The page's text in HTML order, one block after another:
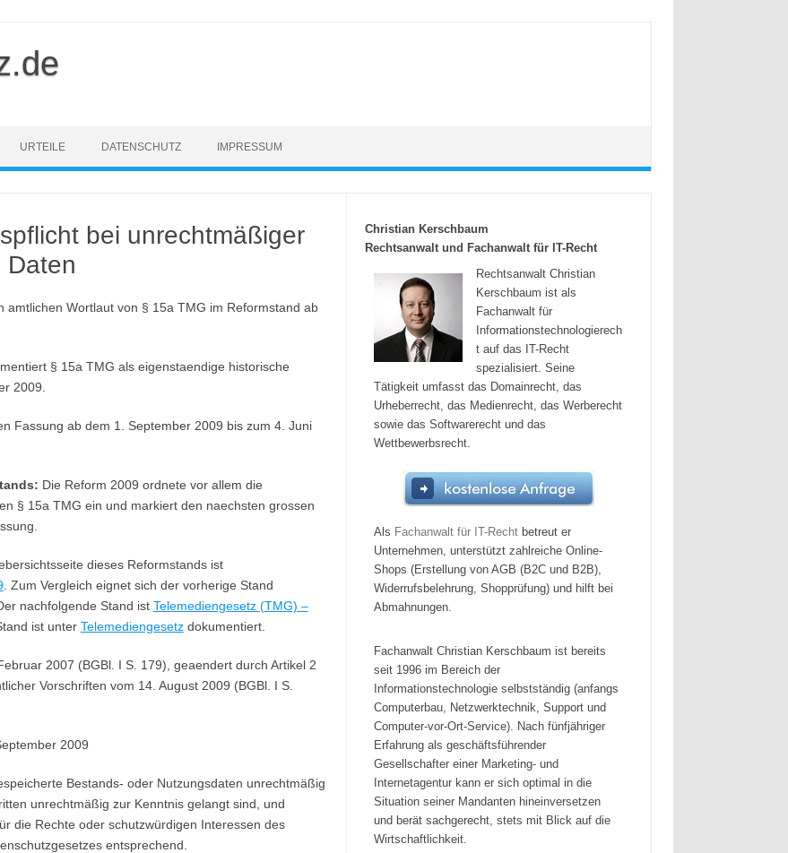
URTEILE DATENSCHUTZ IMPRESSUM
bei unrechtmäßiger
Daten
amtlichen Wortlaut von § 15a TMG im Reformstand ab
§ 15a TMG als eigenstaendige historische
2009.
Fassung ab dem 1. September 2009 bis zum 4. Juni
Die Reform 2009 ordnete vor allem die
§ 15a TMG ein und markiert den naechsten grossen
dieses Reformstands ist
. Zum Vergleich eignet sich der vorherige Stand
nachfolgende Stand ist Telemediengesetz (TMG) –
ist unter Telemediengesetzdokumentiert.
2007 (BGBl. I S. 179), geaendert durch Artikel 2
Vorschriften vom 14. August 2009 (BGBl. I S.
2009
Bestands- oder Nutzungsdaten unrechtmäßig
unrechtmäßig zur Kenntnis gelangt sind, und
die Rechte oder schutzwürdigen Interessen des
entsprechend.
Christian Kerschbaum
Rechtsanwalt und Fachanwalt für IT-Recht
Rechtsanwalt Christian
Kerschbaum ist als
Fachanwalt für
Informationstechnologierech
t auf das IT-Recht
spezialisiert. Seine
Tätigkeit umfasst das Domainrecht, das
Urheberrecht, das Medienrecht, das Werberecht
sowie das Softwarerecht und das
Wettbewerbsrecht.
Als Fachanwalt für IT-Recht betreut er
Unternehmen, unterstützt zahlreiche Online-
Shops (Erstellung von AGB (B2C und B2B),
Widerrufsbelehrung, Shopprüfung) und hilft bei
Abmahnungen.
Fachanwalt Christian Kerschbaum ist bereits
seit 1996 im Bereich der
Informationstechnologie selbstständig (anfangs
Computerbau, Netzwerktechnik, Support und
Computer-vor-Ort-Service). Nach fünfjähriger
Erfahrung als geschäftsführender
Gesellschafter einer Marketing- und
Internetagentur kann er sich optimal in die
Situation seiner Mandanten hineinversetzen
und berät sachgerecht, stets mit Blick auf die
Wirtschaftlichkeit.